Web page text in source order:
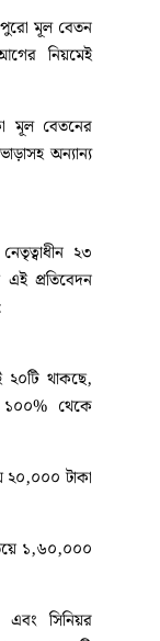
মূল বেতন
নিয়মেই
মূল বেতনের
অন্যান্য
২৩
প্রতিবেদন
২০টি থাকছে,
১০০% থেকে
২০,০০০ টাকা
১,৬০,০০০
এবং সিনিয়র